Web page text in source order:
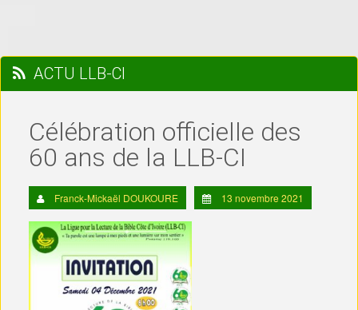
ACTU LLB-CI
Célébration officielle des
60 ans de la LLB-CI
Franck-Mickaël DOUKOURE 13 novembre 2021